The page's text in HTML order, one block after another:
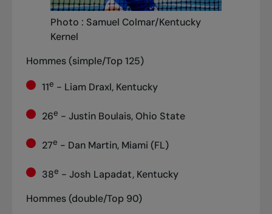
Photo : Samuel Colmar/Kentucky
Kernel
Hommes (simple/Top 125)
11e - Liam Draxl, Kentucky
26e - Justin Boulais, Ohio State
27e - Dan Martin, Miami (FL)
38e - Josh Lapadat, Kentucky
Hommes (double/Top 90)